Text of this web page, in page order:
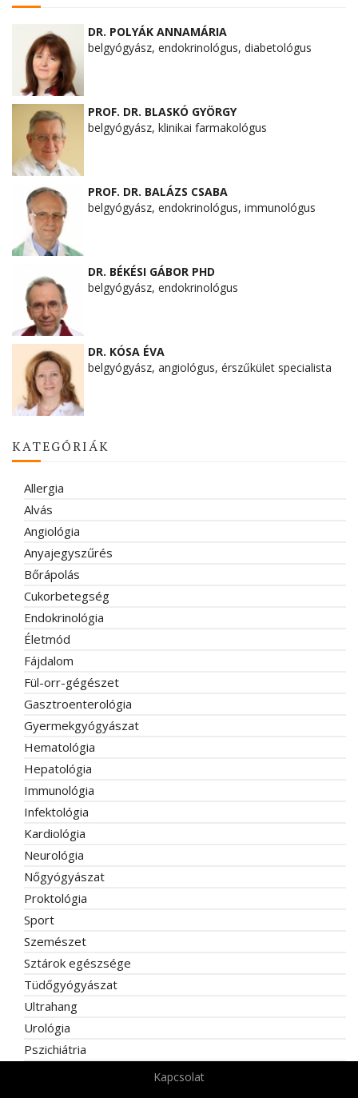
DR. POLYÁK ANNAMÁRIA
belgyógyász, endokrinológus, diabetológus
PROF. DR. BLASKÓ GYÖRGY
belgyógyász, klinikai farmakológus
PROF. DR. BALÁZS CSABA
belgyógyász, endokrinológus, immunológus
DR. BÉKÉSI GÁBOR PHD
belgyógyász, endokrinológus
DR. KÓSA ÉVA
belgyógyász, angiológus, érszűkület specialista
KATEGÓRIÁK
Allergia
Alvás
Angiológia
Anyajegyszűrés
Bőrápolás
Cukorbetegség
Endokrinológia
Életmód
Fájdalom
Fül-orr-gégészet
Gasztroenterológia
Gyermekgyógyászat
Hematológia
Hepatológia
Immunológia
Infektológia
Kardiológia
Neurológia
Nőgyógyászat
Proktológia
Sport
Szemészet
Sztárok egészsége
Tüdőgyógyászat
Ultrahang
Urológia
Pszichiátria
Kapcsolat